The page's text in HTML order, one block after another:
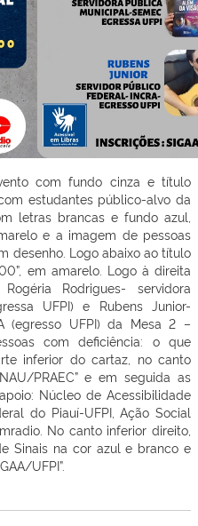
com fundo cinza e título
estudantes público-alvo da
letras brancas e fundo azul,
e a imagem de pessoas
desenho. Logo abaixo ao título
em amarelo. Logo à direita
Rodrigues- servidora
UFPI) e Rubens Junior-
(egresso UFPI) da Mesa 2 –
com deficiência: o que
inferior do cartaz, no canto
PRAEC” e em seguida as
Núcleo de Acessibilidade
do Piauí-UFPI, Ação Social
No canto inferior direito,
Sinais na cor azul e branco e
UFPI”.